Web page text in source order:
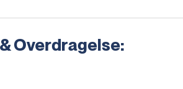
Overdragelse: